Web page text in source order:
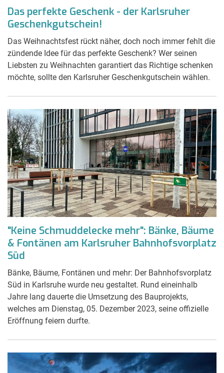
Das perfekte Geschenk - der Karlsruher
Geschenkgutschein!
Das Weihnachtsfest rückt näher, doch noch immer fehlt die
zündende Idee für das perfekte Geschenk? Wer seinen
Liebsten zu Weihnachten garantiert das Richtige schenken
möchte, sollte den Karlsruher Geschenkgutschein wählen.
"Keine Schmuddelecke mehr": Bänke, Bäume
& Fontänen am Karlsruher Bahnhofsvorplatz
Süd
Bänke, Bäume, Fontänen und mehr: Der Bahnhofsvorplatz
Süd in Karlsruhe wurde neu gestaltet. Rund eineinhalb
Jahre lang dauerte die Umsetzung des Bauprojekts,
welches am Dienstag, 05. Dezember 2023, seine offizielle
Eröffnung feiern durfte.